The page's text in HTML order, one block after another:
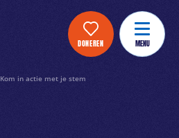
DONEREN MENU
Kom in actie met je stem